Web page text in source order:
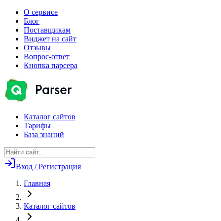
О сервисе
Блог
Поставщикам
Виджет на сайт
Отзывы
Вопрос-ответ
Кнопка парсера
Каталог сайтов
Тарифы
База знаний
Вход / Регистрация
Главная
Каталог сайтов